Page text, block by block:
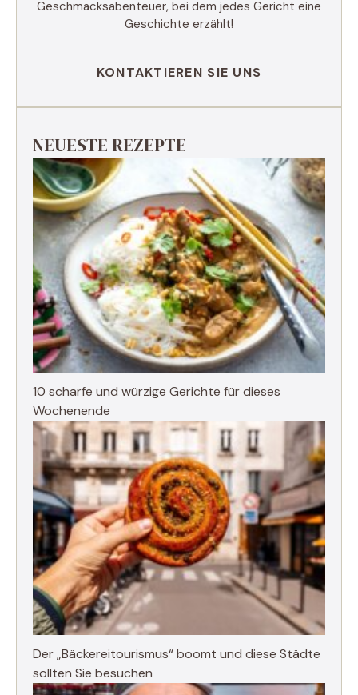
Geschmacksabenteuer, bei dem jedes Gericht eine
Geschichte erzählt!
KONTAKTIEREN SIE UNS
NEUESTE REZEPTE
10 scharfe und würzige Gerichte für dieses
Wochenende
Der „Bäckereitourismus“ boomt und diese Städte
sollten Sie besuchen